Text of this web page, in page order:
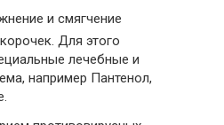
и смягчение
Для этого
лечебные и
например Пантенол,